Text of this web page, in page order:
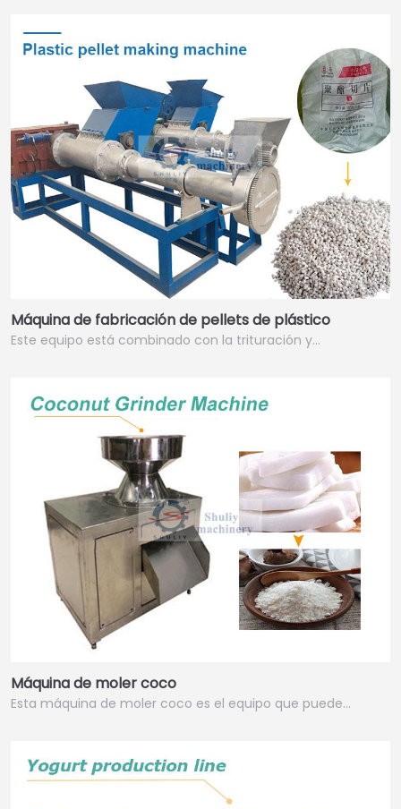
Máquina de fabricación de pellets de plástico
Este equipo está combinado con la trituración y…
Máquina de moler coco
Esta máquina de moler coco es el equipo que puede…